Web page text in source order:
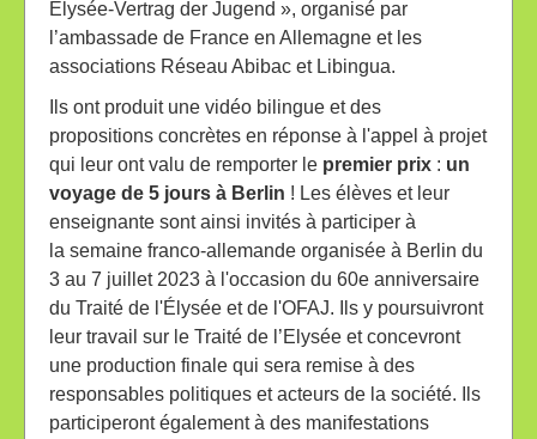
Elysée-Vertrag der Jugend », organisé par
l’ambassade de France en Allemagne et les
associations Réseau Abibac et Libingua.
Ils ont produit une vidéo bilingue et des
propositions concrètes en réponse à l'appel à projet
qui leur ont valu de remporter le premier prix : un
voyage de 5 jours à Berlin ! Les élèves et leur
enseignante sont ainsi invités à participer à
la semaine franco-allemande organisée à Berlin du
3 au 7 juillet 2023 à l'occasion du 60e anniversaire
du Traité de l'Élysée et de l'OFAJ. Ils y poursuivront
leur travail sur le Traité de l’Elysée et concevront
une production finale qui sera remise à des
responsables politiques et acteurs de la société. Ils
participeront également à des manifestations